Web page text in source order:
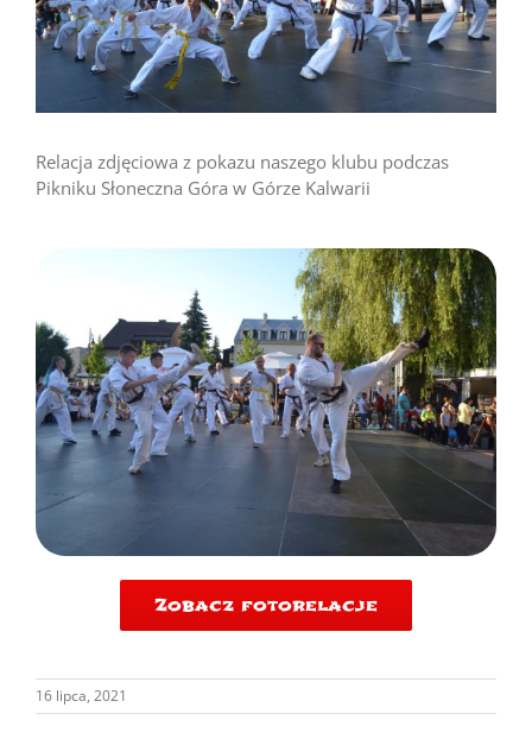
Relacja zdjęciowa z pokazu naszego klubu podczas
Pikniku Słoneczna Góra w Górze Kalwarii
Zobacz fotorelacje
16 lipca, 2021